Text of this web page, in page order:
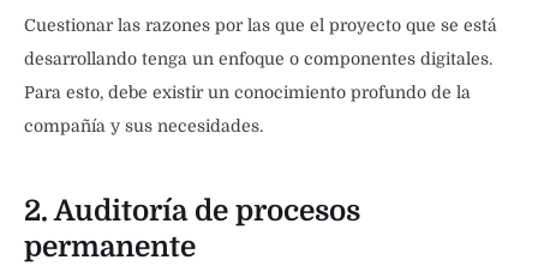
Cuestionar las razones por las que el proyecto que se está
desarrollando tenga un enfoque o componentes digitales.
Para esto, debe existir un conocimiento profundo de la
compañía y sus necesidades.
2. Auditoría de procesos
permanente